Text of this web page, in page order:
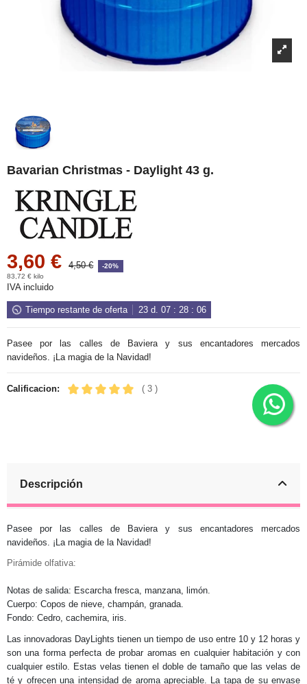
Bavarian Christmas - Daylight 43 g.
3,60 € 4,50 €
-20%
83,72 € kilo
IVA incluido
Tiempo restante de oferta 23d. 07: 28: 06
Pasee por las calles de Baviera y sus encantadores mercados
navideños. ¡La magia de la Navidad!
Calificacion: ( 3 )
Descripción
Pasee por las calles de Baviera y sus encantadores mercados
navideños. ¡La magia de la Navidad!
Pirámide olfativa:
Notas de salida: Escarcha fresca, manzana, limón.
Cuerpo: Copos de nieve, champán, granada.
Fondo: Cedro, cachemira, iris.
Las innovadoras DayLights tienen un tiempo de uso entre 10 y 12 horas y
son una forma perfecta de probar aromas en cualquier habitación y con
cualquier estilo. Estas velas tienen el doble de tamaño que las velas de
té y ofrecen una intensidad de aroma apreciable. La tapa de su envase